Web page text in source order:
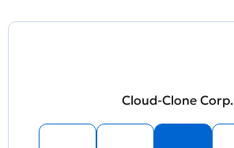
Cloud-Clone Corp.